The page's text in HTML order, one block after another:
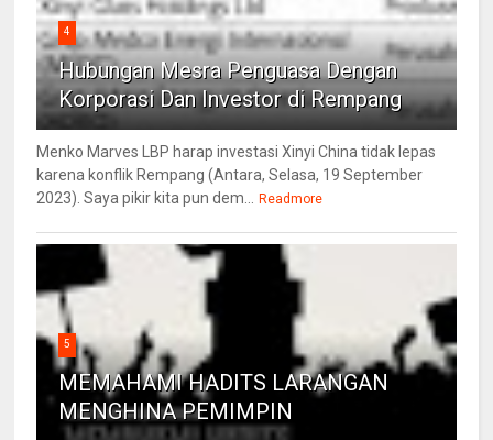
4
Hubungan Mesra Penguasa Dengan
Korporasi Dan Investor di Rempang
Menko Marves LBP harap investasi Xinyi China tidak lepas
karena konflik Rempang (Antara, Selasa, 19 September
2023). Saya pikir kita pun dem... Readmore
5
MEMAHAMI HADITS LARANGAN
MENGHINA PEMIMPIN